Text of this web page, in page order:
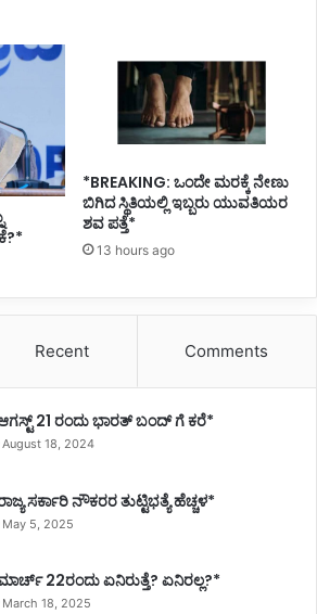
*BREAKING: ಒಂದೇ ಮರಕ್ಕೆ ನೇಣು
ಬಿಗಿದ ಸ್ಥಿತಿಯಲ್ಲಿ ಇಬ್ಬರು ಯುವತಿಯರ
ಶವ ಪತ್ತೆ*
13 hours ago
Recent Comments
21 ರಂದು ಭಾರತ್‌ ಬಂದ್‌ ಗೆ ಕರೆ*
August 18, 2024
ಸರ್ಕಾರಿ ನೌಕರರ ತುಟ್ಟಿಭತ್ಯೆ ಹೆಚ್ಚಳ*
May 5, 2025
22ರಂದು ಏನಿರುತ್ತೆ? ಏನಿರಲ್ಲ?*
March 18, 2025